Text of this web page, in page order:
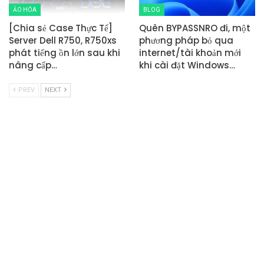
ẢO HÓA
[Chia sẻ Case Thực Tế]
Server Dell R750, R750xs
phát tiếng ồn lớn sau khi
nâng cấp…
BLOG
Quên BYPASSNRO đi, một
phương pháp bỏ qua
internet/tài khoản mới
khi cài đặt Windows…
PREV NEXT